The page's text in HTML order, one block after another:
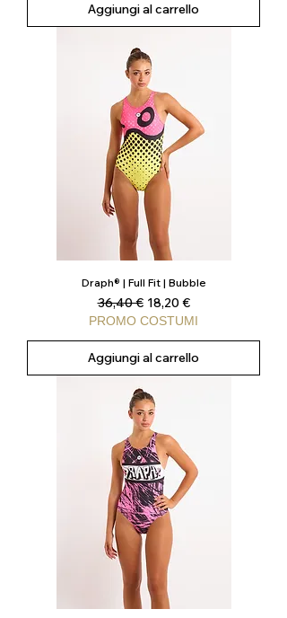
Aggiungi al carrello
Draph® | Full Fit | Bubble
Prezzo regolare
36,40 € Prezzo scontato
18,20 €
PROMO COSTUMI
Aggiungi al carrello